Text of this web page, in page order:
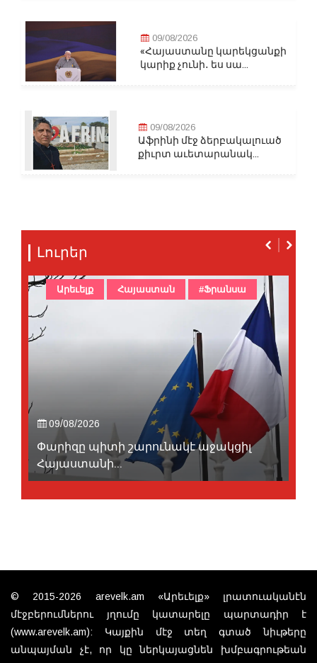
09/08/2026
«Հայաստանը կարեկցանքի
կարիք չունի․ ես սա...
09/08/2026
Աֆրինի մէջ ձերբակալուած
քիւրտ աւետարանակ...
Լուրեր
09/08/2026
Փարիզը պիտի շարունակէ աջակցիլ
Հայաստանի...
Արեւելք Հայաստան #Ֆրանսա
© 2015-2026 arevelk.am «Արեւելք» լրատուականէն
մէջբերումներու յղումը կատարելը պարտադիր է
(www.arevelk.am): Կայքին մէջ տեղ գտած նիւթերը
անպայման չէ, որ կը ներկայացնեն խմբագրութեան